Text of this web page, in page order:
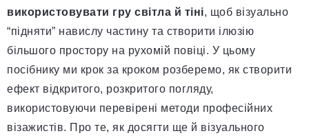
використовувати гру світла й тіні, щоб візуально
“підняти” навислу частину та створити ілюзію
більшого простору на рухомій повіці. У цьому
посібнику ми крок за кроком розберемо, як створити
ефект відкритого, розкритого погляду,
використовуючи перевірені методи професійних
візажистів. Про те, як досягти ще й візуального